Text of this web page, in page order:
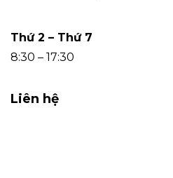
Thứ 2 – Thứ 7
8:30 – 17:30
Liên hệ